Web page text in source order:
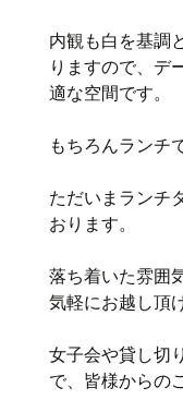
内観も白を基調
りますので、デ
適な空間です。
もちろんランチ
ただいまランチ
おります。
落ち着いた雰囲
気軽にお越し頂
女子会や貸し切
で、皆様からの